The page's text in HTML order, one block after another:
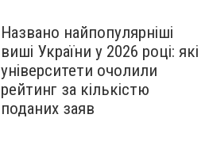
Названо найпопулярніші
виші України у 2026 році: які
університети очолили
рейтинг за кількістю
поданих заяв